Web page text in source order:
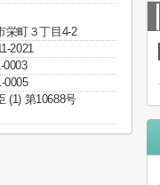
栄町３丁目4-2
2021
0003
0005
(1) 第10688号